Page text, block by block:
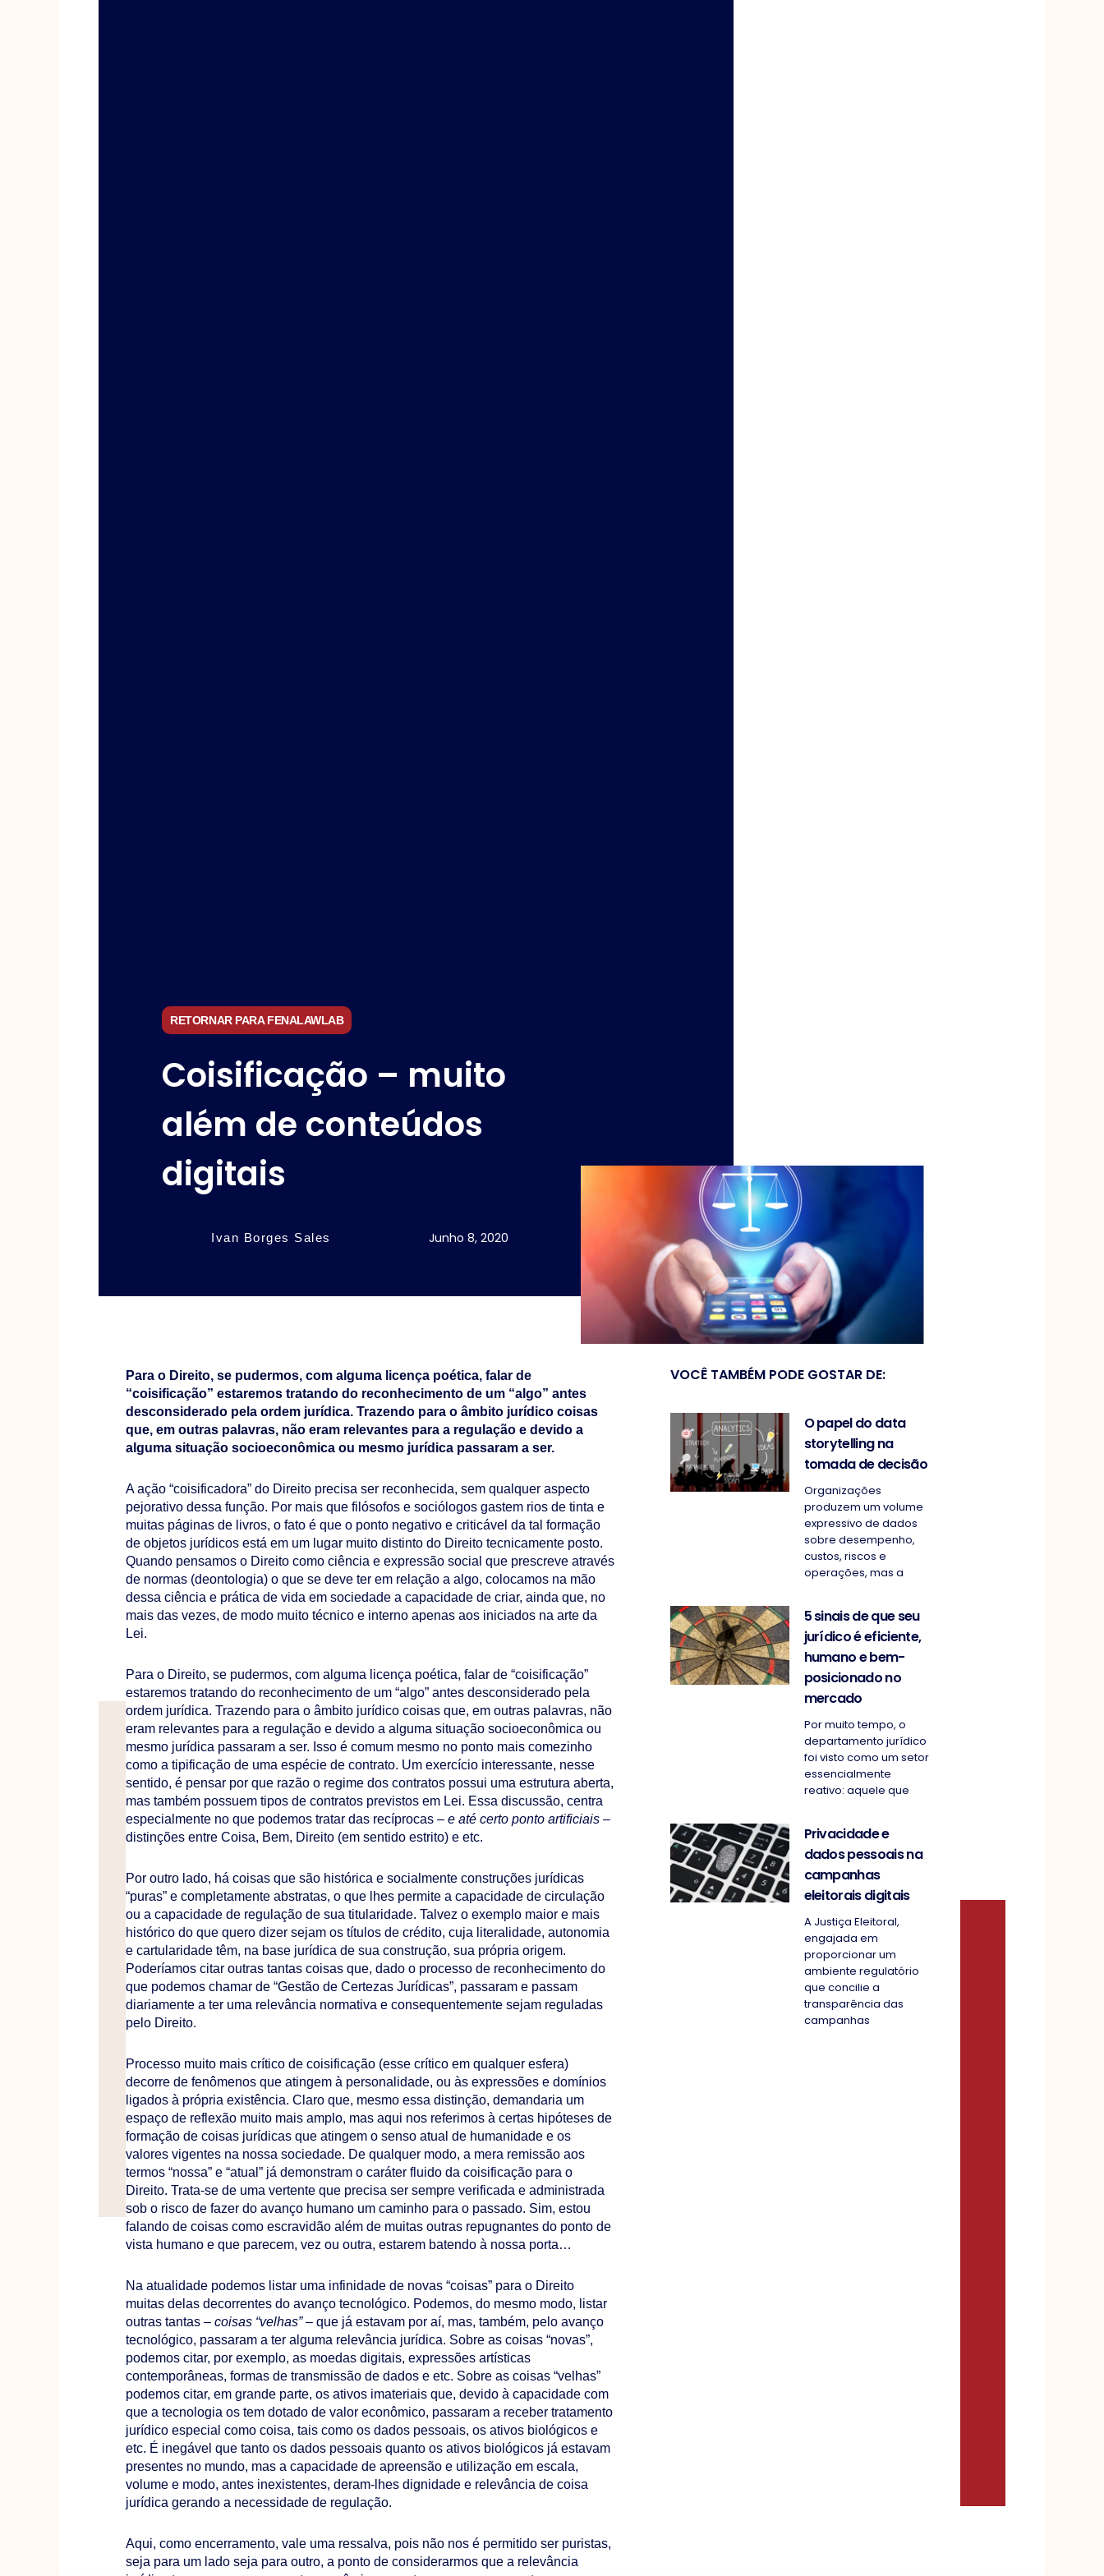
RETORNAR PARA FENALAWLAB
Coisificação – muito
além de conteúdos
digitais
Ivan Borges Sales Junho 8, 2020
Para o Direito, se pudermos, com alguma licença poética, falar de
“coisificação” estaremos tratando do reconhecimento de um “algo” antes
desconsiderado pela ordem jurídica. Trazendo para o âmbito jurídico coisas
que, em outras palavras, não eram relevantes para a regulação e devido a
alguma situação socioeconômica ou mesmo jurídica passaram a ser.
A ação “coisificadora” do Direito precisa ser reconhecida, sem qualquer aspecto
pejorativo dessa função. Por mais que filósofos e sociólogos gastem rios de tinta e
muitas páginas de livros, o fato é que o ponto negativo e criticável da tal formação
de objetos jurídicos está em um lugar muito distinto do Direito tecnicamente posto.
Quando pensamos o Direito como ciência e expressão social que prescreve através
de normas (deontologia) o que se deve ter em relação a algo, colocamos na mão
dessa ciência e prática de vida em sociedade a capacidade de criar, ainda que, no
mais das vezes, de modo muito técnico e interno apenas aos iniciados na arte da
Lei.
Para o Direito, se pudermos, com alguma licença poética, falar de “coisificação”
estaremos tratando do reconhecimento de um “algo” antes desconsiderado pela
ordem jurídica. Trazendo para o âmbito jurídico coisas que, em outras palavras, não
eram relevantes para a regulação e devido a alguma situação socioeconômica ou
mesmo jurídica passaram a ser. Isso é comum mesmo no ponto mais comezinho
como a tipificação de uma espécie de contrato. Um exercício interessante, nesse
sentido, é pensar por que razão o regime dos contratos possui uma estrutura aberta,
mas também possuem tipos de contratos previstos em Lei. Essa discussão, centra
especialmente no que podemos tratar das recíprocas –e até certo ponto artificiais –
distinções entre Coisa, Bem, Direito (em sentido estrito) e etc.
Por outro lado, há coisas que são histórica e socialmente construções jurídicas
“puras” e completamente abstratas, o que lhes permite a capacidade de circulação
ou a capacidade de regulação de sua titularidade. Talvez o exemplo maior e mais
histórico do que quero dizer sejam os títulos de crédito, cuja literalidade, autonomia
e cartularidade têm, na base jurídica de sua construção, sua própria origem.
Poderíamos citar outras tantas coisas que, dado o processo de reconhecimento do
que podemos chamar de “Gestão de Certezas Jurídicas”, passaram e passam
diariamente a ter uma relevância normativa e consequentemente sejam reguladas
pelo Direito.
Processo muito mais crítico de coisificação (esse crítico em qualquer esfera)
decorre de fenômenos que atingem à personalidade, ou às expressões e domínios
ligados à própria existência. Claro que, mesmo essa distinção, demandaria um
espaço de reflexão muito mais amplo, mas aqui nos referimos à certas hipóteses de
formação de coisas jurídicas que atingem o senso atual de humanidade e os
valores vigentes na nossa sociedade. De qualquer modo, a mera remissão aos
termos “nossa” e “atual” já demonstram o caráter fluido da coisificação para o
Direito. Trata-se de uma vertente que precisa ser sempre verificada e administrada
sob o risco de fazer do avanço humano um caminho para o passado. Sim, estou
falando de coisas como escravidão além de muitas outras repugnantes do ponto de
vista humano e que parecem, vez ou outra, estarem batendo à nossa porta…
Na atualidade podemos listar uma infinidade de novas “coisas” para o Direito
muitas delas decorrentes do avanço tecnológico. Podemos, do mesmo modo, listar
outras tantas –coisas “velhas”– que já estavam por aí, mas, também, pelo avanço
tecnológico, passaram a ter alguma relevância jurídica. Sobre as coisas “novas”,
podemos citar, por exemplo, as moedas digitais, expressões artísticas
contemporâneas, formas de transmissão de dados e etc. Sobre as coisas “velhas”
podemos citar, em grande parte, os ativos imateriais que, devido à capacidade com
que a tecnologia os tem dotado de valor econômico, passaram a receber tratamento
jurídico especial como coisa, tais como os dados pessoais, os ativos biológicos e
etc. É inegável que tanto os dados pessoais quanto os ativos biológicos já estavam
presentes no mundo, mas a capacidade de apreensão e utilização em escala,
volume e modo, antes inexistentes, deram-lhes dignidade e relevância de coisa
jurídica gerando a necessidade de regulação.
Aqui, como encerramento, vale uma ressalva, pois não nos é permitido ser puristas,
seja para um lado seja para outro, a ponto de considerarmos que a relevância
VOCÊ TAMBÉM PODE GOSTAR DE:
O papel do data
storytelling na
tomada de decisão
Organizações
produzem um volume
expressivo de dados
sobre desempenho,
custos, riscos e
operações, mas a
5 sinais de que seu
jurídico é eficiente,
humano e bem-
posicionado no
mercado
Por muito tempo, o
departamento jurídico
foi visto como um setor
essencialmente
reativo: aquele que
Privacidade e
dados pessoais na
campanhas
eleitorais digitais
A Justiça Eleitoral,
engajada em
proporcionar um
ambiente regulatório
que concilie a
transparência das
campanhas